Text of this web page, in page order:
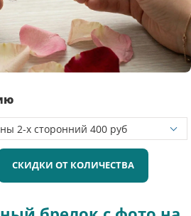
СКИДКИ ОТ КОЛИЧЕСТВА